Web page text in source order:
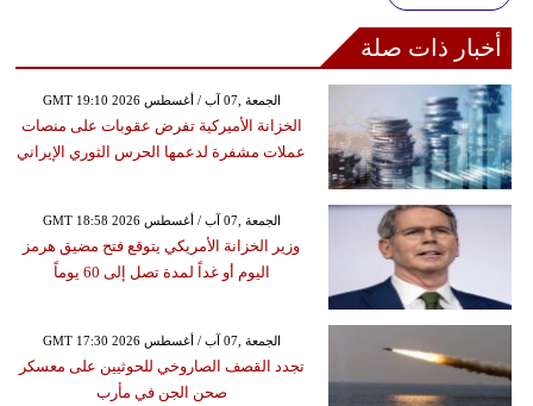
أخبار ذات صلة
GMT 19:10 2026 الجمعة ,07 آب / أغسطس
الخزانة الأميركية تفرض عقوبات على منصات
عملات مشفرة لدعمها الحرس الثوري الإيراني
GMT 18:58 2026 الجمعة ,07 آب / أغسطس
وزير الخزانة الأمريكي يتوقع فتح مضيق هرمز
اليوم أو غداً لمدة تصل إلى 60 يوماً
GMT 17:30 2026 الجمعة ,07 آب / أغسطس
تجدد القصف الصاروخي للحوثيين على معسكر
صحن الجن في مأرب